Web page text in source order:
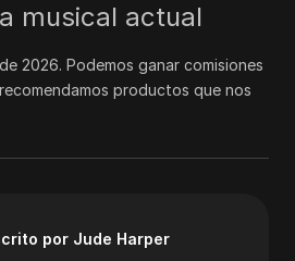
musical actual
2026. Podemos ganar comisiones
productos que nos
por Jude Harper